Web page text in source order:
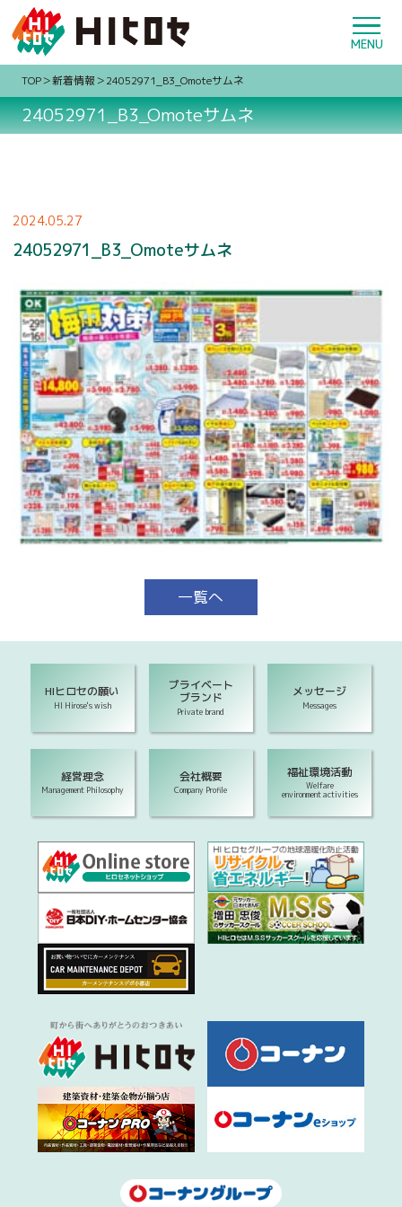
TOP 新着情報 24052971_B3_Omoteサムネ
24052971_B3_Omoteサムネ
2024.05.27
24052971_B3_Omoteサムネ
一覧へ
HIヒロセの願い
HI Hirose's wish
プライベート
ブランド
Private brand
メッセージ
Messages
経営理念
Management Philosophy
会社概要
Company Profile
福祉環境活動
Welfare
environment activities